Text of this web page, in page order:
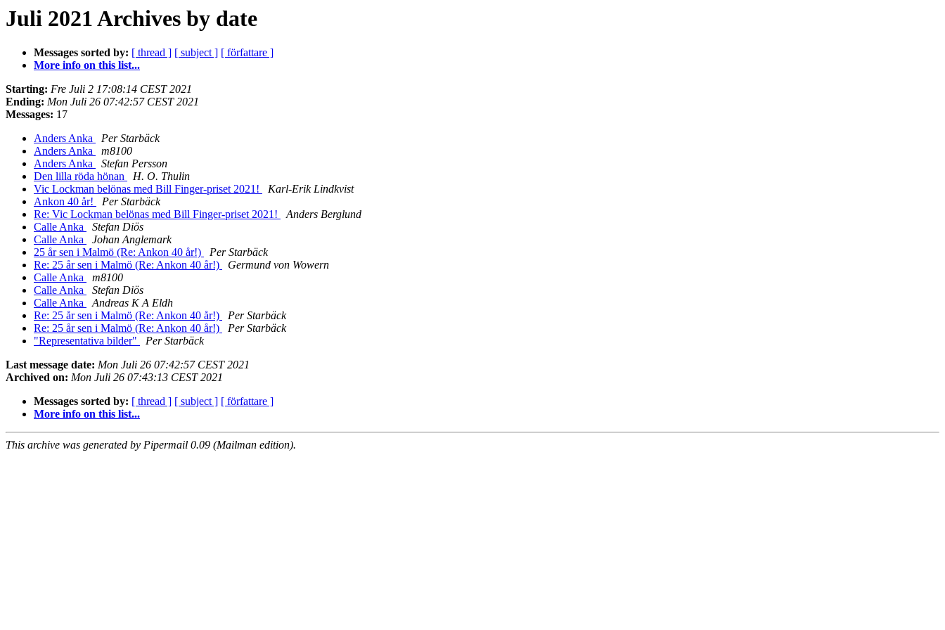
Juli 2021 Archives by date
Messages sorted by: [ thread ] [ subject ] [ författare ]
More info on this list...
Starting: Fre Juli 2 17:08:14 CEST 2021
Ending: Mon Juli 26 07:42:57 CEST 2021
Messages: 17
Anders Anka
Per Starbäck
Anders Anka
m8100
Anders Anka
Stefan Persson
Den lilla röda hönan
H. O. Thulin
Vic Lockman belönas med Bill Finger-priset 2021!
Karl-Erik Lindkvist
Ankon 40 år!
Per Starbäck
Re: Vic Lockman belönas med Bill Finger-priset 2021!
Anders Berglund
Calle Anka
Stefan Diös
Calle Anka
Johan Anglemark
25 år sen i Malmö (Re: Ankon 40 år!)
Per Starbäck
Re: 25 år sen i Malmö (Re: Ankon 40 år!)
Germund von Wowern
Calle Anka
m8100
Calle Anka
Stefan Diös
Calle Anka
Andreas K A Eldh
Re: 25 år sen i Malmö (Re: Ankon 40 år!)
Per Starbäck
Re: 25 år sen i Malmö (Re: Ankon 40 år!)
Per Starbäck
"Representativa bilder"
Per Starbäck
Last message date: Mon Juli 26 07:42:57 CEST 2021
Archived on: Mon Juli 26 07:43:13 CEST 2021
Messages sorted by: [ thread ] [ subject ] [ författare ]
More info on this list...
This archive was generated by Pipermail 0.09 (Mailman edition).